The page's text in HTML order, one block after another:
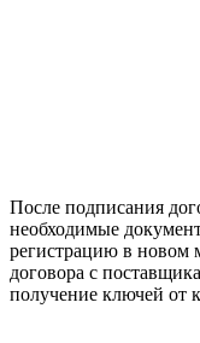
После подписания
необходимые
регистрацию в новом
договора с
получение ключей от